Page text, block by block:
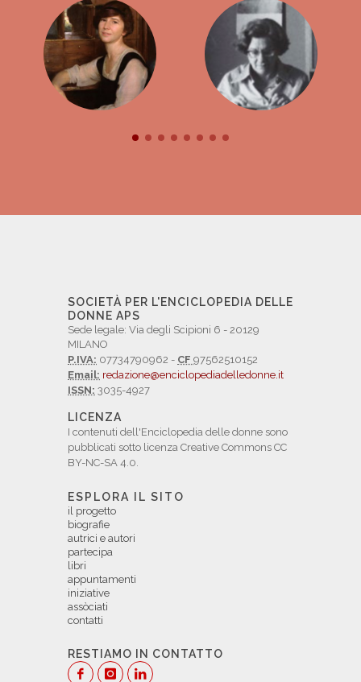
SOCIETÀ PER L'ENCICLOPEDIA DELLE
DONNE APS
Sede legale: Via degli Scipioni 6 - 20129
MILANO
P.IVA: 07734790962 - CF 97562510152
Email: redazione@enciclopediadelledonne.it
ISSN: 3035-4927
LICENZA
I contenuti dell'Enciclopedia delle donne sono
pubblicati sotto licenza Creative Commons CC
BY-NC-SA 4.0.
ESPLORA IL SITO
il progetto
biografie
autrici e autori
partecipa
libri
appuntamenti
iniziative
assòciati
contatti
RESTIAMO IN CONTATTO